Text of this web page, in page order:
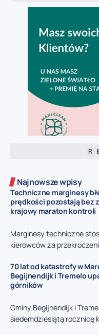
R
Najnowsze wpisy
Techniczne marginesy
prędkości pozostają bez
krajowy maraton kontroli
Marginesy techniczne
kierowców za
70 lat od katastrofy w
Begijnendijk i Tremelo
górników
Gminy Begijnendijk i
siedemdziesiątą rocznicę